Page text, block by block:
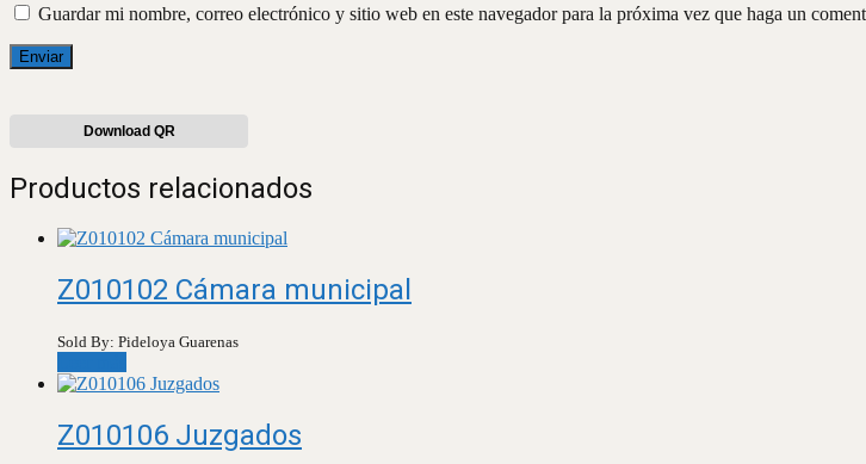
Guardar mi nombre, correo electrónico y sitio web en este navegador para la próxima vez que haga un
Download QR
Productos relacionados
Z010102 Cámara municipal
Sold By: Pideloya Guarenas
Z010106 Juzgados